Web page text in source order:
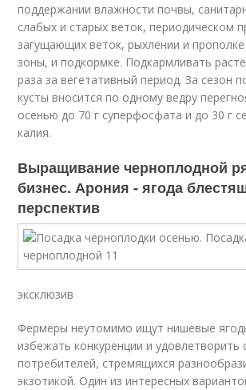
поддержании влажности почвы,
слабых и старых веток, периодическом
загущающих веток, рыхлении и
зоны, и подкормке. Подкармливать
раза за вегетативный период. За сезон
кусты вносится по одному ведру
осенью до 70 г суперфосфата и до 30 г
калия.
Выращивание черноплодной
бизнес. Арония - ягода
перспектив
эксклюзив
Фермеры неутомимо ищут нишевые
избежать конкуренции и удовлетворить
потребителей, стремящихся
экзотикой. Один из интересных